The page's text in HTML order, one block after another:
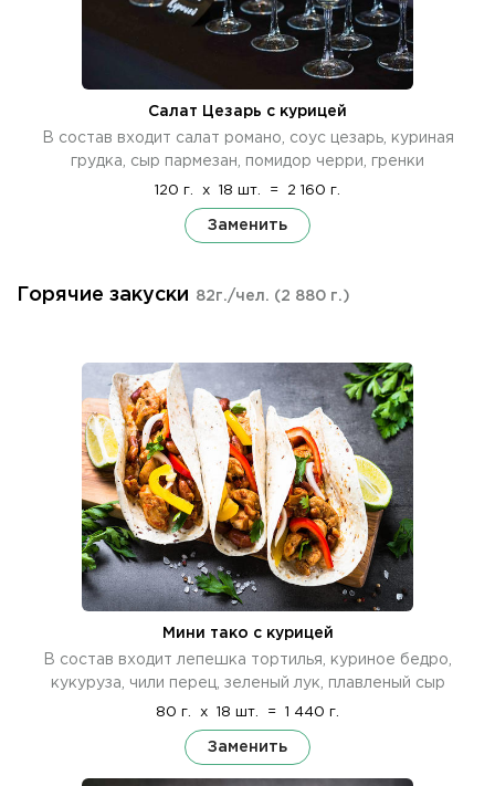
Салат Цезарь с курицей
В состав входит салат романо, соус цезарь, куриная
грудка, сыр пармезан, помидор черри, гренки
120 г. x 18 шт. = 2 160 г.
Заменить
Горячие закуски 82г./чел. (2 880 г.)
Мини тако с курицей
В состав входит лепешка тортилья, куриное бедро,
кукуруза, чили перец, зеленый лук, плавленый сыр
80 г. x 18 шт. = 1 440 г.
Заменить